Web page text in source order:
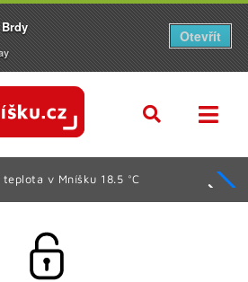
v Mníšku 18.5 °C
Otevřít